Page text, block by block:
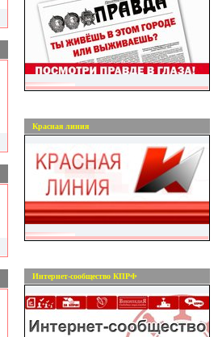
Красная линия
Интернет-сообщество КПРФ